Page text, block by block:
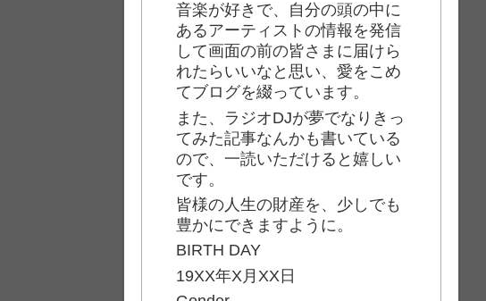
音楽が好きで、自分の頭の中に
あるアーティストの情報を発信
して画面の前の皆さまに届けら
れたらいいなと思い、愛をこめ
てブログを綴っています。
また、ラジオDJが夢でなりきっ
てみた記事なんかも書いている
ので、一読いただけると嬉しい
です。
皆様の人生の財産を、少しでも
豊かにできますように。
BIRTH DAY
19XX年X月XX日